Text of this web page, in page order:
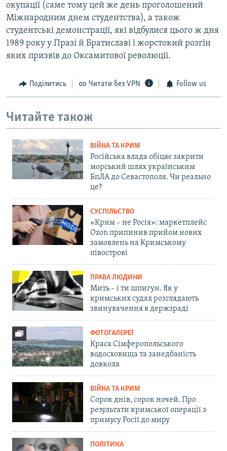
окупації (саме тому цей же день проголошений
Міжнародним днем студентства), а також
студентські демонстрації, які відбулися цього ж дня
1989 року у Празі й Братиславі і жорстокий розгін
яких призвів до Оксамитової революції.
Поділитись Читати без VPN Follow us
Читайте також
ВІЙНА ТА КРИМ
Російська влада обіцяє закрити
морський шлях українським
БпЛА до Севастополя. Чи реально
це?
СУСПІЛЬСТВО
«Крим – не Росія»: маркетплейс
Ozon припинив прийом нових
замовлень на Кримському
півострові
ПРАВА ЛЮДИНИ
Мить – і ти шпигун. Як у
кримських судах розглядають
звинувачення в держзраді
ФОТОГАЛЕРЕЇ
Краса Сімферопольського
водосховища та занедбаність
довкола
ВІЙНА ТА КРИМ
Сорок днів, сорок ночей. Про
результати кримської операції з
примусу Росії до миру
ПОЛІТИКА